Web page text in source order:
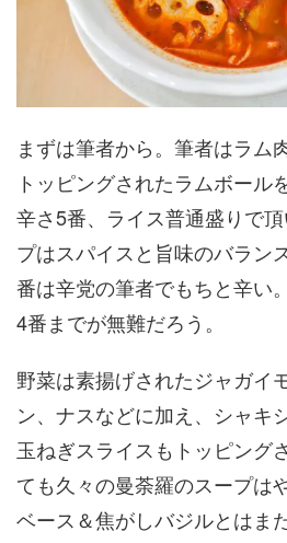
まずは筆者から。筆者はラム
トッピングされたラムボール
辛さ5番、ライス普通盛りで
プはスパイスと旨味のバラン
番は辛党の筆者でもちと辛い
4番までが無難だろう。
野菜は素揚げされたジャガイ
ン、ナスなどに加え、シャキ
玉ねぎスライスもトッピング
ても久々の曼荼羅のスープは
ベース＆焦がしバジルとはま